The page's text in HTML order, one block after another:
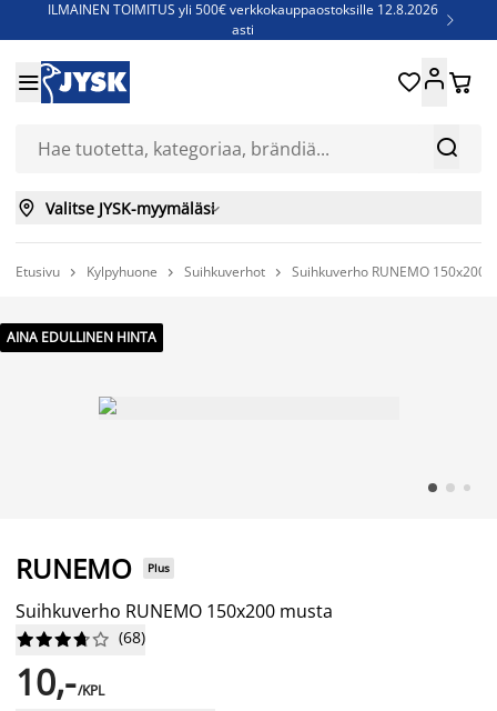
ILMAINEN TOIMITUS yli 500€ verkkokauppaostoksille 12.8.2026
asti

Jenkkisänkyjä - Säästä jopa 60%


 
 Valitse JYSK-myymäläsi
Etusivu  Kylpyhuone  Suihkuverhot  Suihkuverho RUNEMO 150x200
AINA EDULLINEN HINTA
RUNEMO Plus
Suihkuverho RUNEMO 150x200 musta





 (68)
10,-/KPL